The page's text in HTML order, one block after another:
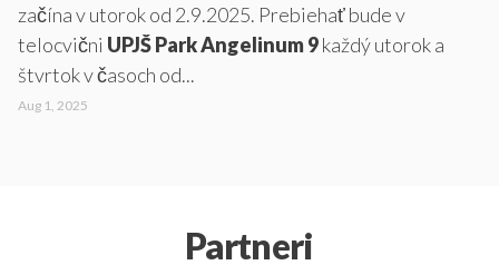
začína v utorok od 2.9.2025. Prebiehať bude v
telocvični UPJŠ Park Angelinum 9každý utorok a
štvrtok v časoch od...
Aug 1, 2025
Partneri